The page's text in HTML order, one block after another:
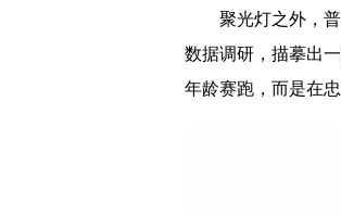
聚光灯之外，
数据调研，描摹出
年龄赛跑，而是在